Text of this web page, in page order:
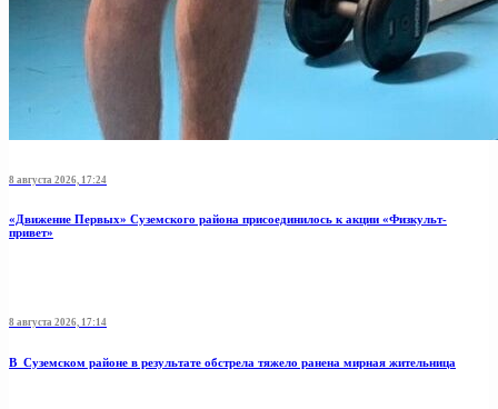
8 августа 2026, 17:24
«Движение Первых» Суземского района присоединилось к акции «Физкульт-
привет»
8 августа 2026, 17:14
В Суземском районе в результате обстрела тяжело ранена мирная жительница